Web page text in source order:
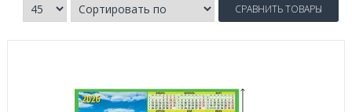
СРАВНИТЬ ТОВАРЫ